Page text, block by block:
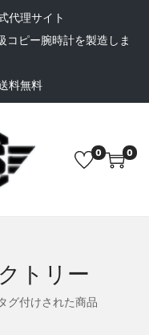
代理サイト
コピー腕時計を製造しま
料無料
0 0
トリー
グ付けされた商品